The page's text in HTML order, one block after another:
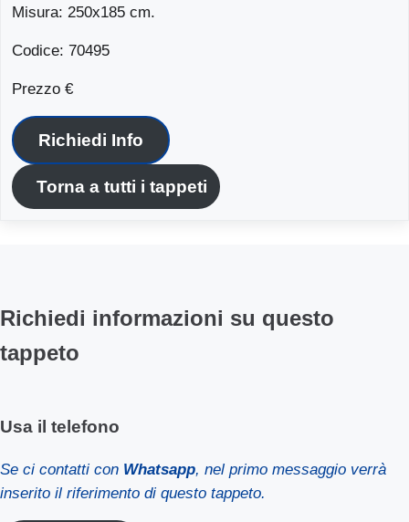
Misura: 250x185 cm.
Codice: 70495
Prezzo €
Richiedi Info
Torna a tutti i tappeti
Richiedi informazioni su questo
tappeto
Usa il telefono
Se ci contatti con Whatsapp, nel primo messaggio verrà
inserito il riferimento di questo tappeto.